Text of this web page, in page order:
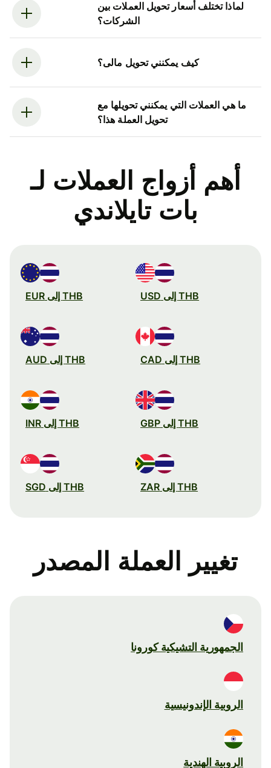
لماذا تختلف أسعار تحويل العملات بين
الشركات؟
كيف يمكنني تحويل مالى؟
ما هي العملات التي يمكنني تحويلها مع
تحويل العملة هذا؟
أهم أزواج العملات لـ
بات تايلاندي
THB إلى USD THB إلى EUR
THB إلى CAD THB إلى AUD
THB إلى GBP THB إلى INR
THB إلى ZAR THB إلى SGD
تغيير العملة المصدر
الجمهورية التشيكية كورونا
الروبية الإندونيسية
الروبية الهندية